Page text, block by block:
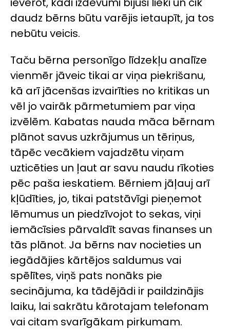
daudz bērns būtu varējis ietaupīt, ja tos
nebūtu veicis.
Taču bērna personīgo līdzekļu analīze
vienmēr jāveic tikai ar viņa piekrišanu,
kā arī jācenšas izvairīties no kritikas un
vēl jo vairāk pārmetumiem par viņa
izvēlēm. Kabatas nauda māca bērnam
plānot savus uzkrājumus un tēriņus,
tāpēc vecākiem vajadzētu viņam
uzticēties un ļaut ar savu naudu rīkoties
pēc paša ieskatiem. Bērniem jāļauj arī
kļūdīties, jo, tikai patstāvīgi pieņemot
lēmumus un piedzīvojot to sekas, viņi
iemācīsies pārvaldīt savas finanses un
tās plānot. Ja bērns nav nocieties un
iegādājies kārtējos saldumus vai
spēlītes, viņš pats nonāks pie
secinājuma, ka tādējādi ir paildzinājis
laiku, lai sakrātu kārotajam telefonam
vai citam svarīgākam pirkumam.